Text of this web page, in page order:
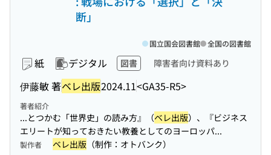
断」
紙 デジタル 図書 障害者向け資料あり
伊藤敏 著ベレ出版2024.11<GA35-R5>
国立国会図書館 全国の図書館
著者紹介
...とつかむ「世界史」の読み方』（ベレ出版）、『ビジネス
エリートが知っておきたい教養としてのヨーロッパ...
製作者 ベレ出版 （制作：オトバンク）